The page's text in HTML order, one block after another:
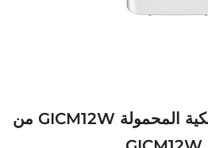
صانعة الثلج الأوتوماتيكية المحمولة GICM12W من